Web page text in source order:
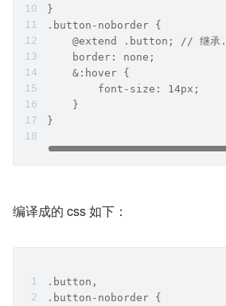
}
.button-noborder {
@extend .button; // 继承
    border: none;
    &:hover {
        font-size: 14px;
    }
}
编译成的 css 如下：
.button,
.button-noborder {